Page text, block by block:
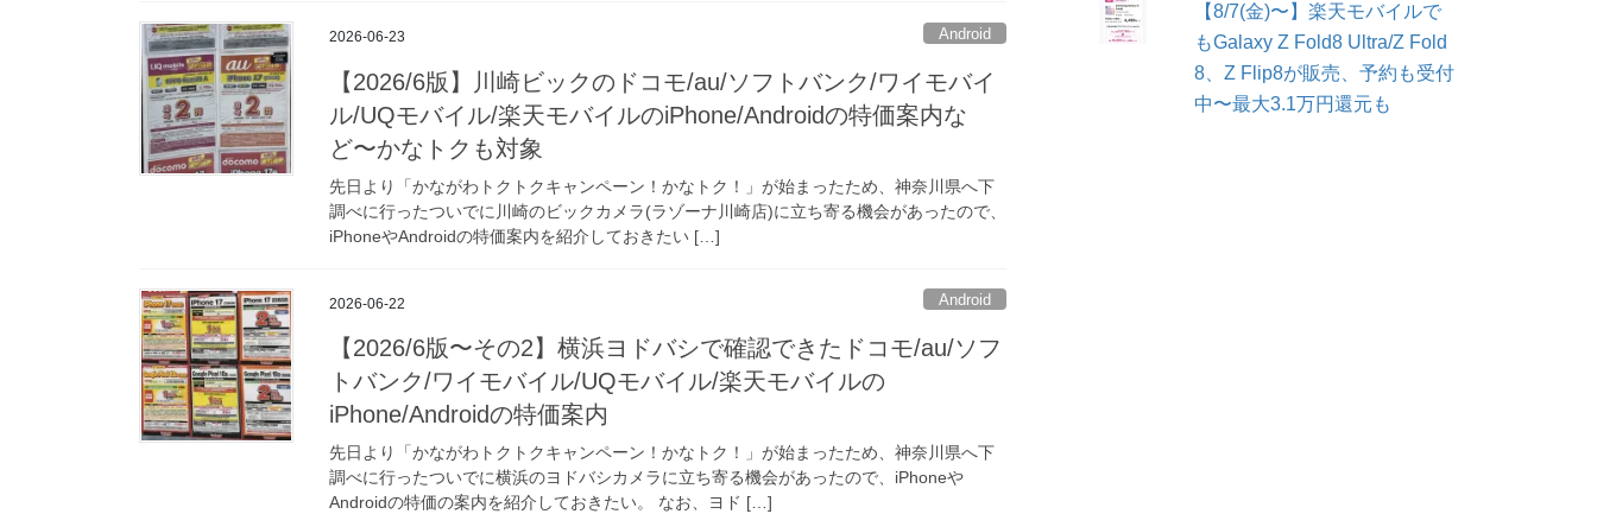
2026-06-23 Android
【2026/6版】川崎ビックのドコモ/au/ソフトバンク/ワイモバイ
ル/UQモバイル/楽天モバイルのiPhone/Androidの特価案内な
ど〜かなトクも対象
先日より「かながわトクトクキャンペーン！かなトク！」が始まったため、神奈川県へ下
調べに行ったついでに川崎のビックカメラ(ラゾーナ川崎店)に立ち寄る機会があったので、
iPhoneやAndroidの特価案内を紹介しておきたい […]
2026-06-22 Android
【2026/6版〜その2】横浜ヨドバシで確認できたドコモ/au/ソフ
トバンク/ワイモバイル/UQモバイル/楽天モバイルの
iPhone/Androidの特価案内
先日より「かながわトクトクキャンペーン！かなトク！」が始まったため、神奈川県へ下
調べに行ったついでに横浜のヨドバシカメラに立ち寄る機会があったので、iPhoneや
Androidの特価の案内を紹介しておきたい。 なお、ヨド […]
【8/7(金)〜】楽天モバイルで
もGalaxy Z Fold8 Ultra/Z Fold
8、Z Flip8が販売、予約も受付
中〜最大3.1万円還元も